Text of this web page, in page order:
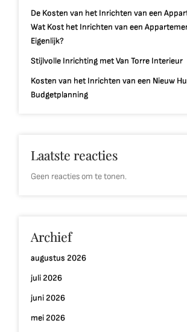
De Kosten van het Inrichten van een
Wat Kost het Inrichten van een
Eigenlijk?
Stijlvolle Inrichting met Van Torre Interieur
Kosten van het Inrichten van een Nieuw
Budgetplanning
Laatste reacties
Geen reacties om te tonen.
Archief
augustus 2026
juli 2026
juni 2026
mei 2026